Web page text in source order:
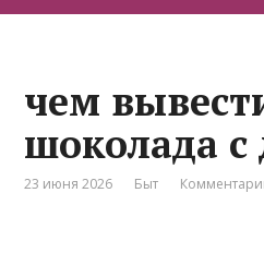
чем
шоколада с
23 июня 2026 Быт